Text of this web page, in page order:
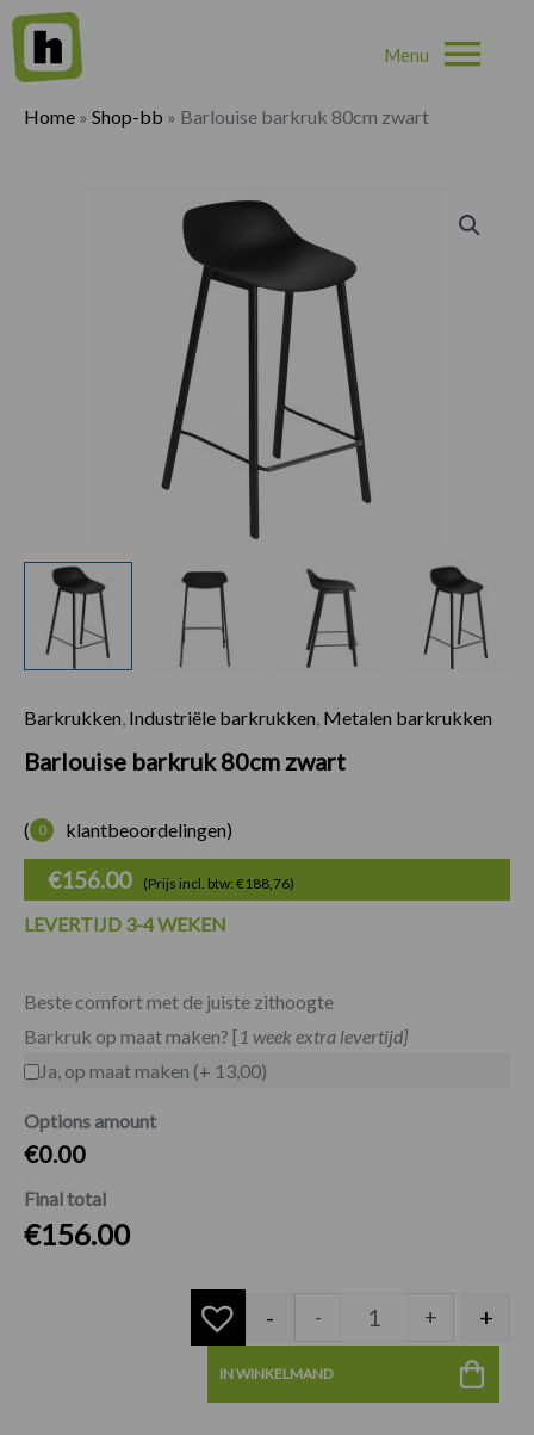
Home » Shop-bb » Barlouise barkruk 80cm zwart
Barkrukken Industriële barkrukken Metalen barkrukken
Barlouise barkruk 80cm zwart
( 0 klantbeoordelingen)
€156.00 (Prijs incl. btw: €188,76)
LEVERTIJD 3-4 WEKEN
Beste comfort met de juiste zithoogte
Barkruk op maat maken? [1 week extra levertijd]
Ja, op maat maken (+ 13,00)
Options amount
€0.00
Final total
€156.00
Barlouise barkruk
- - + +
IN WINKELMAND